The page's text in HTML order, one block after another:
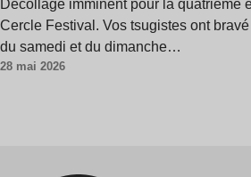
Décollage imminent pour la quatrième
Cercle Festival. Vos tsugistes ont bravé
du samedi et du dimanche…
28 mai 2026